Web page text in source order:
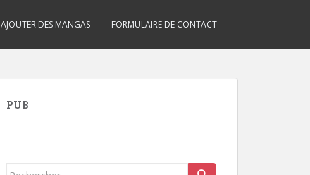
AJOUTER DES MANGAS FORMULAIRE DE CONTACT
PUB
Rechercher...